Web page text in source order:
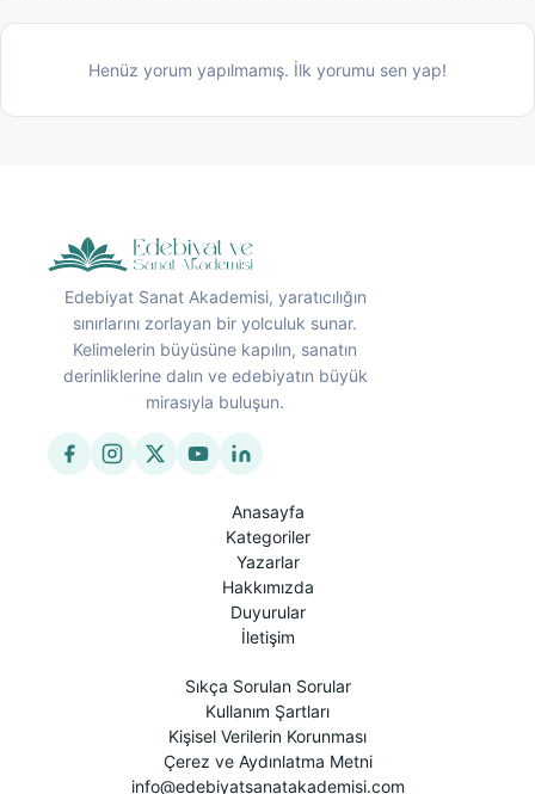
Henüz yorum yapılmamış. İlk yorumu sen yap!
Edebiyat Sanat Akademisi, yaratıcılığın
sınırlarını zorlayan bir yolculuk sunar.
Kelimelerin büyüsüne kapılın, sanatın
derinliklerine dalın ve edebiyatın büyük
mirasıyla buluşun.
Anasayfa
Kategoriler
Yazarlar
Hakkımızda
Duyurular
İletişim
Sıkça Sorulan Sorular
Kullanım Şartları
Kişisel Verilerin Korunması
Çerez ve Aydınlatma Metni
info@edebiyatsanatakademisi.com